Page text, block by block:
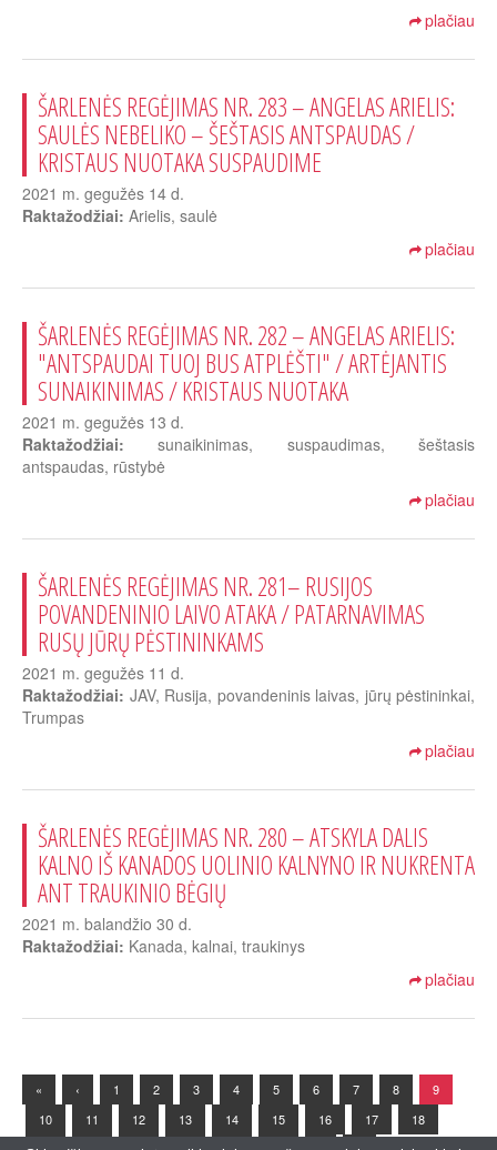
plačiau
ŠARLENĖS REGĖJIMAS NR. 283 – ANGELAS ARIELIS:
SAULĖS NEBELIKO – ŠEŠTASIS ANTSPAUDAS /
KRISTAUS NUOTAKA SUSPAUDIME
2021 m. gegužės 14 d.
Raktažodžiai: Arielis, saulė
plačiau
ŠARLENĖS REGĖJIMAS NR. 282 – ANGELAS ARIELIS:
"ANTSPAUDAI TUOJ BUS ATPLĖŠTI" / ARTĖJANTIS
SUNAIKINIMAS / KRISTAUS NUOTAKA
2021 m. gegužės 13 d.
Raktažodžiai: sunaikinimas, suspaudimas, šeštasis
antspaudas, rūstybė
plačiau
ŠARLENĖS REGĖJIMAS NR. 281– RUSIJOS
POVANDENINIO LAIVO ATAKA / PATARNAVIMAS
RUSŲ JŪRŲ PĖSTININKAMS
2021 m. gegužės 11 d.
Raktažodžiai: JAV, Rusija, povandeninis laivas, jūrų pėstininkai,
Trumpas
plačiau
ŠARLENĖS REGĖJIMAS NR. 280 – ATSKYLA DALIS
KALNO IŠ KANADOS UOLINIO KALNYNO IR NUKRENTA
ANT TRAUKINIO BĖGIŲ
2021 m. balandžio 30 d.
Raktažodžiai: Kanada, kalnai, traukinys
plačiau
« ‹ 1 2 3 4 5 6 7 8
9
10
11 12 13 14 15 16 17
18